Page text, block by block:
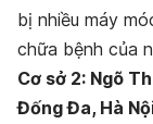
bị nhiều máy
chữa bệnh của
Cơ sở 2: Ngõ
Đống Đa, Hà